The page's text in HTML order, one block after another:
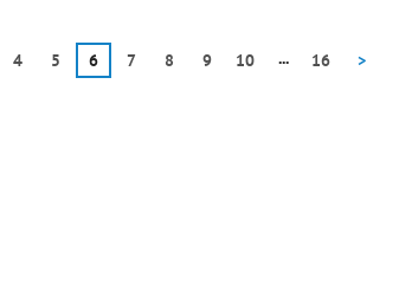
4 5 6 7 8 9 10 ... 16 >